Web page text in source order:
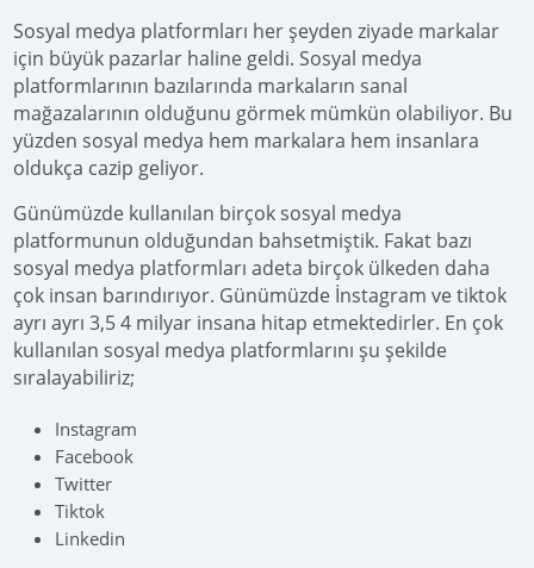
Sosyal medya platformları her şeyden ziyade markalar
için büyük pazarlar haline geldi. Sosyal medya
platformlarının bazılarında markaların sanal
mağazalarının olduğunu görmek mümkün olabiliyor. Bu
yüzden sosyal medya hem markalara hem insanlara
oldukça cazip geliyor.
Günümüzde kullanılan birçok sosyal medya
platformunun olduğundan bahsetmiştik. Fakat bazı
sosyal medya platformları adeta birçok ülkeden daha
çok insan barındırıyor. Günümüzde İnstagram ve tiktok
ayrı ayrı 3,5 4 milyar insana hitap etmektedirler. En çok
kullanılan sosyal medya platformlarını şu şekilde
sıralayabiliriz;
Instagram
Facebook
Twitter
Tiktok
Linkedin